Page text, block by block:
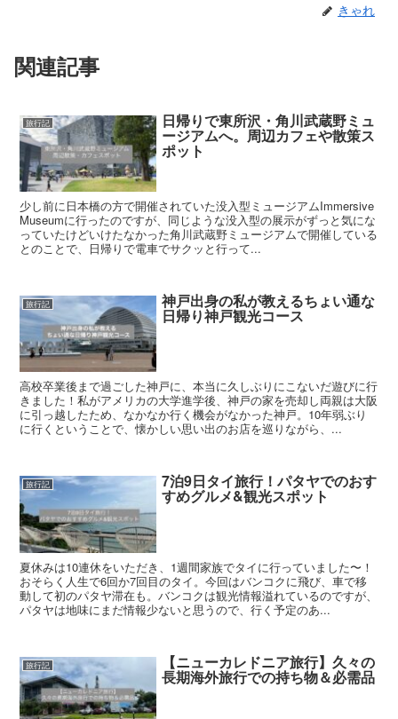
きゃれ
関連記事
旅行記 日帰りで東所沢・角川武蔵野ミュ
ージアムへ。周辺カフェや散策ス
ポット
少し前に日本橋の方で開催されていた没入型ミュージアムImmersive
Museumに行ったのですが、同じような没入型の展示がずっと気にな
っていたけどいけたなかった角川武蔵野ミュージアムで開催している
とのことで、日帰りで電車でサクッと行って...
旅行記 神戸出身の私が教えるちょい通な
日帰り神戸観光コース
高校卒業後まで過ごした神戸に、本当に久しぶりにこないだ遊びに行
きました！私がアメリカの大学進学後、神戸の家を売却し両親は大阪
に引っ越したため、なかなか行く機会がなかった神戸。10年弱ぶり
に行くということで、懐かしい思い出のお店を巡りながら、...
旅行記 7泊9日タイ旅行！パタヤでのおす
すめグルメ&観光スポット
夏休みは10連休をいただき、1週間家族でタイに行っていました〜！
おそらく人生で6回か7回目のタイ。今回はバンコクに飛び、車で移
動して初のパタヤ滞在も。バンコクは観光情報溢れているのですが、
パタヤは地味にまだ情報少ないと思うので、行く予定のあ...
旅行記 【ニューカレドニア旅行】久々の
長期海外旅行での持ち物＆必需品